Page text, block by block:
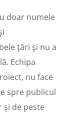
doar numele
țări și nu a
Echipa
nu face
spre publicul
de peste